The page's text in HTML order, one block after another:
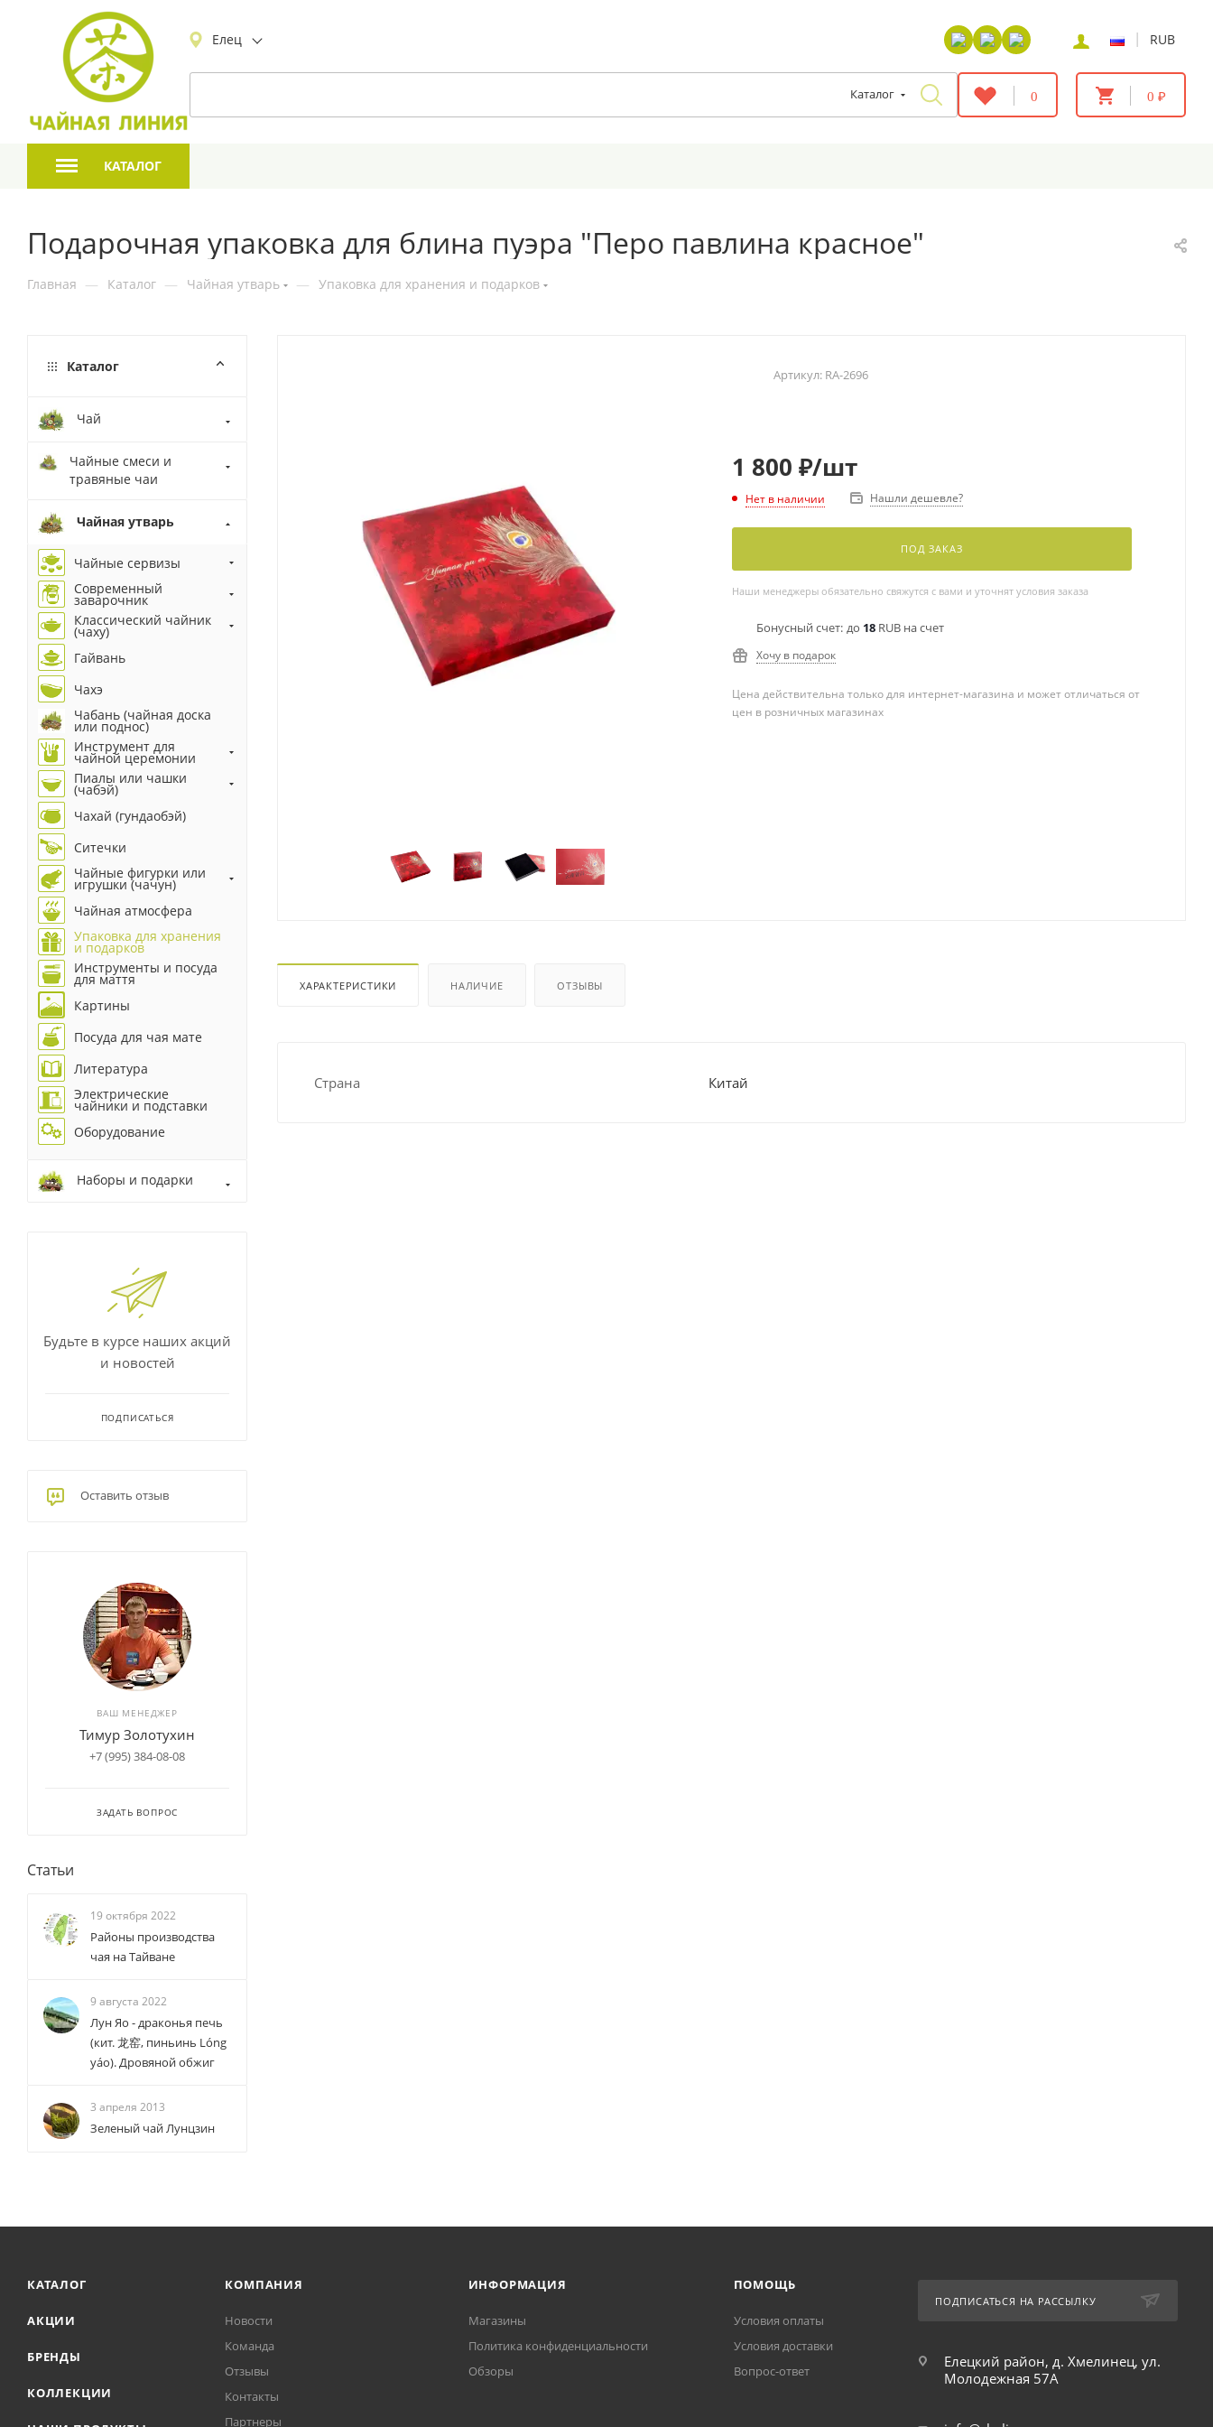
Елец | RUB
Каталог 0 0 ₽
КАТАЛОГ
Подарочная упаковка для блина пуэра "Перо павлина красное"
Главная — Каталог — Чайная утварь — Упаковка для хранения и подарков
Артикул: RA-2696
1 800 ₽/шт
Нет в наличии Нашли дешевле?
ПОД ЗАКАЗ
Наши менеджеры обязательно свяжутся с вами и уточнят условия заказа
Бонусный счет: до 18RUB на счет
Хочу в подарок
Цена действительна только для интернет-магазина и может отличаться от
цен в розничных магазинах
ХАРАКТЕРИСТИКИ НАЛИЧИЕ ОТЗЫВЫ
Страна Китай
Каталог
Чай
Чайные смеси и
травяные чаи
Чайная утварь
Чайные сервизы
Современный
заварочник
Классический чайник
(чаху)
Гайвань
Чахэ
Чабань (чайная доска
или поднос)
Инструмент для
чайной церемонии
Пиалы или чашки
(чабэй)
Чахай (гундаобэй)
Ситечки
Чайные фигурки или
игрушки (чачун)
Чайная атмосфера
Упаковка для хранения
и подарков
Инструменты и посуда
для маття
Картины
Посуда для чая мате
Литература
Электрические
чайники и подставки
Оборудование
Наборы и подарки
Будьте в курсе наших акций
и новостей
ПОДПИСАТЬСЯ
Оставить отзыв
ВАШ МЕНЕДЖЕР
Тимур Золотухин
+7 (995) 384-08-08
ЗАДАТЬ ВОПРОС
Статьи
19 октября 2022
Районы производства
чая на Тайване
9 августа 2022
Лун Яо - драконья печь
(кит. 龙窑, пиньинь Lóng
yáo). Дровяной обжиг
3 апреля 2013
Зеленый чай Лунцзин
КАТАЛОГ
АКЦИИ
БРЕНДЫ
КОЛЛЕКЦИИ
КОМПАНИЯ
Новости
Команда
Отзывы
Контакты
Партнеры
ИНФОРМАЦИЯ
Магазины
Политика конфиденциальности
Обзоры
ПОМОЩЬ
Условия оплаты
Условия доставки
Вопрос-ответ
ПОДПИСАТЬСЯ НА РАССЫЛКУ
Елецкий район, д. Хмелинец, ул.
Молодежная 57А